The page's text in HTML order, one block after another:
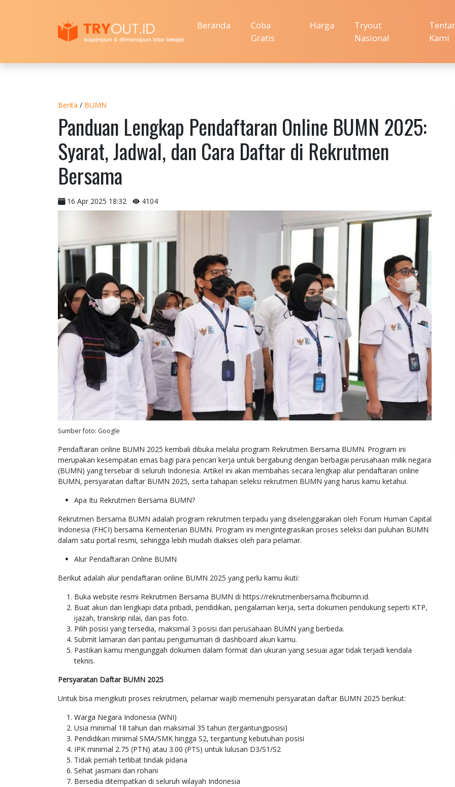
Beranda
Coba
Gratis
Harga
Tryout
Nasional
Kami
Berita / BUMN
Panduan Lengkap Pendaftaran Online BUMN 2025:
Syarat, Jadwal, dan Cara Daftar di Rekrutmen
Bersama
16 Apr 2025 18:32 4104
Sumber foto: Google
Pendaftaran online BUMN 2025 kembali dibuka melalui program Rekrutmen Bersama BUMN. Program ini
merupakan kesempatan emas bagi para pencari kerja untuk bergabung dengan berbagai perusahaan milik negara
(BUMN) yang tersebar di seluruh Indonesia. Artikel ini akan membahas secara lengkap alur pendaftaran online
BUMN, persyaratan daftar BUMN 2025, serta tahapan seleksi rekrutmen BUMN yang harus kamu ketahui.
Apa Itu Rekrutmen Bersama BUMN?
Rekrutmen Bersama BUMN adalah program rekrutmen terpadu yang diselenggarakan oleh Forum Human Capital
Indonesia (FHCI) bersama Kementerian BUMN. Program ini mengintegrasikan proses seleksi dari puluhan BUMN
dalam satu portal resmi, sehingga lebih mudah diakses oleh para pelamar.
Alur Pendaftaran Online BUMN
Berikut adalah alur pendaftaran online BUMN 2025 yang perlu kamu ikuti:
Buka website resmi Rekrutmen Bersama BUMN di https://rekrutmenbersama.fhcibumn.id.
Buat akun dan lengkapi data pribadi, pendidikan, pengalaman kerja, serta dokumen pendukung seperti KTP,
ijazah, transkrip nilai, dan pas foto.
Pilih posisi yang tersedia, maksimal 3 posisi dari perusahaan BUMN yang berbeda.
Submit lamaran dan pantau pengumuman di dashboard akun kamu.
Pastikan kamu mengunggah dokumen dalam format dan ukuran yang sesuai agar tidak terjadi kendala
teknis.
Persyaratan Daftar BUMN 2025
Untuk bisa mengikuti proses rekrutmen, pelamar wajib memenuhi persyaratan daftar BUMN 2025 berikut:
Warga Negara Indonesia (WNI)
Usia minimal 18 tahun dan maksimal 35 tahun (tergantungposisi)
Pendidikan minimal SMA/SMK hingga S2, tergantung kebutuhan posisi
IPK minimal 2.75 (PTN) atau 3.00 (PTS) untuk lulusan D3/S1/S2
Tidak pernah terlibat tindak pidana
Sehat jasmani dan rohani
Bersedia ditempatkan di seluruh wilayah Indonesia